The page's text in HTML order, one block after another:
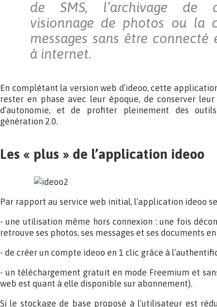
de SMS, l’archivage de
visionnage de photos ou la
messages sans être connecté
à internet.
En complétant la version web d’ideoo, cette
rester en phase avec leur époque, de conserver
d’autonomie, et de profiter pleinement des
génération 2.0.
Les « plus » de l’application ideoo
Par rapport au service web initial, l’application ideoo
- une utilisation même hors connexion : une fois
retrouve ses photos, ses messages et ses documents
- de créer un compte ideoo en 1 clic grâce à
- un téléchargement gratuit en mode Freemium et
web est quant à elle disponible sur abonnement).
Si le stockage de base proposé à l’utilisateur est